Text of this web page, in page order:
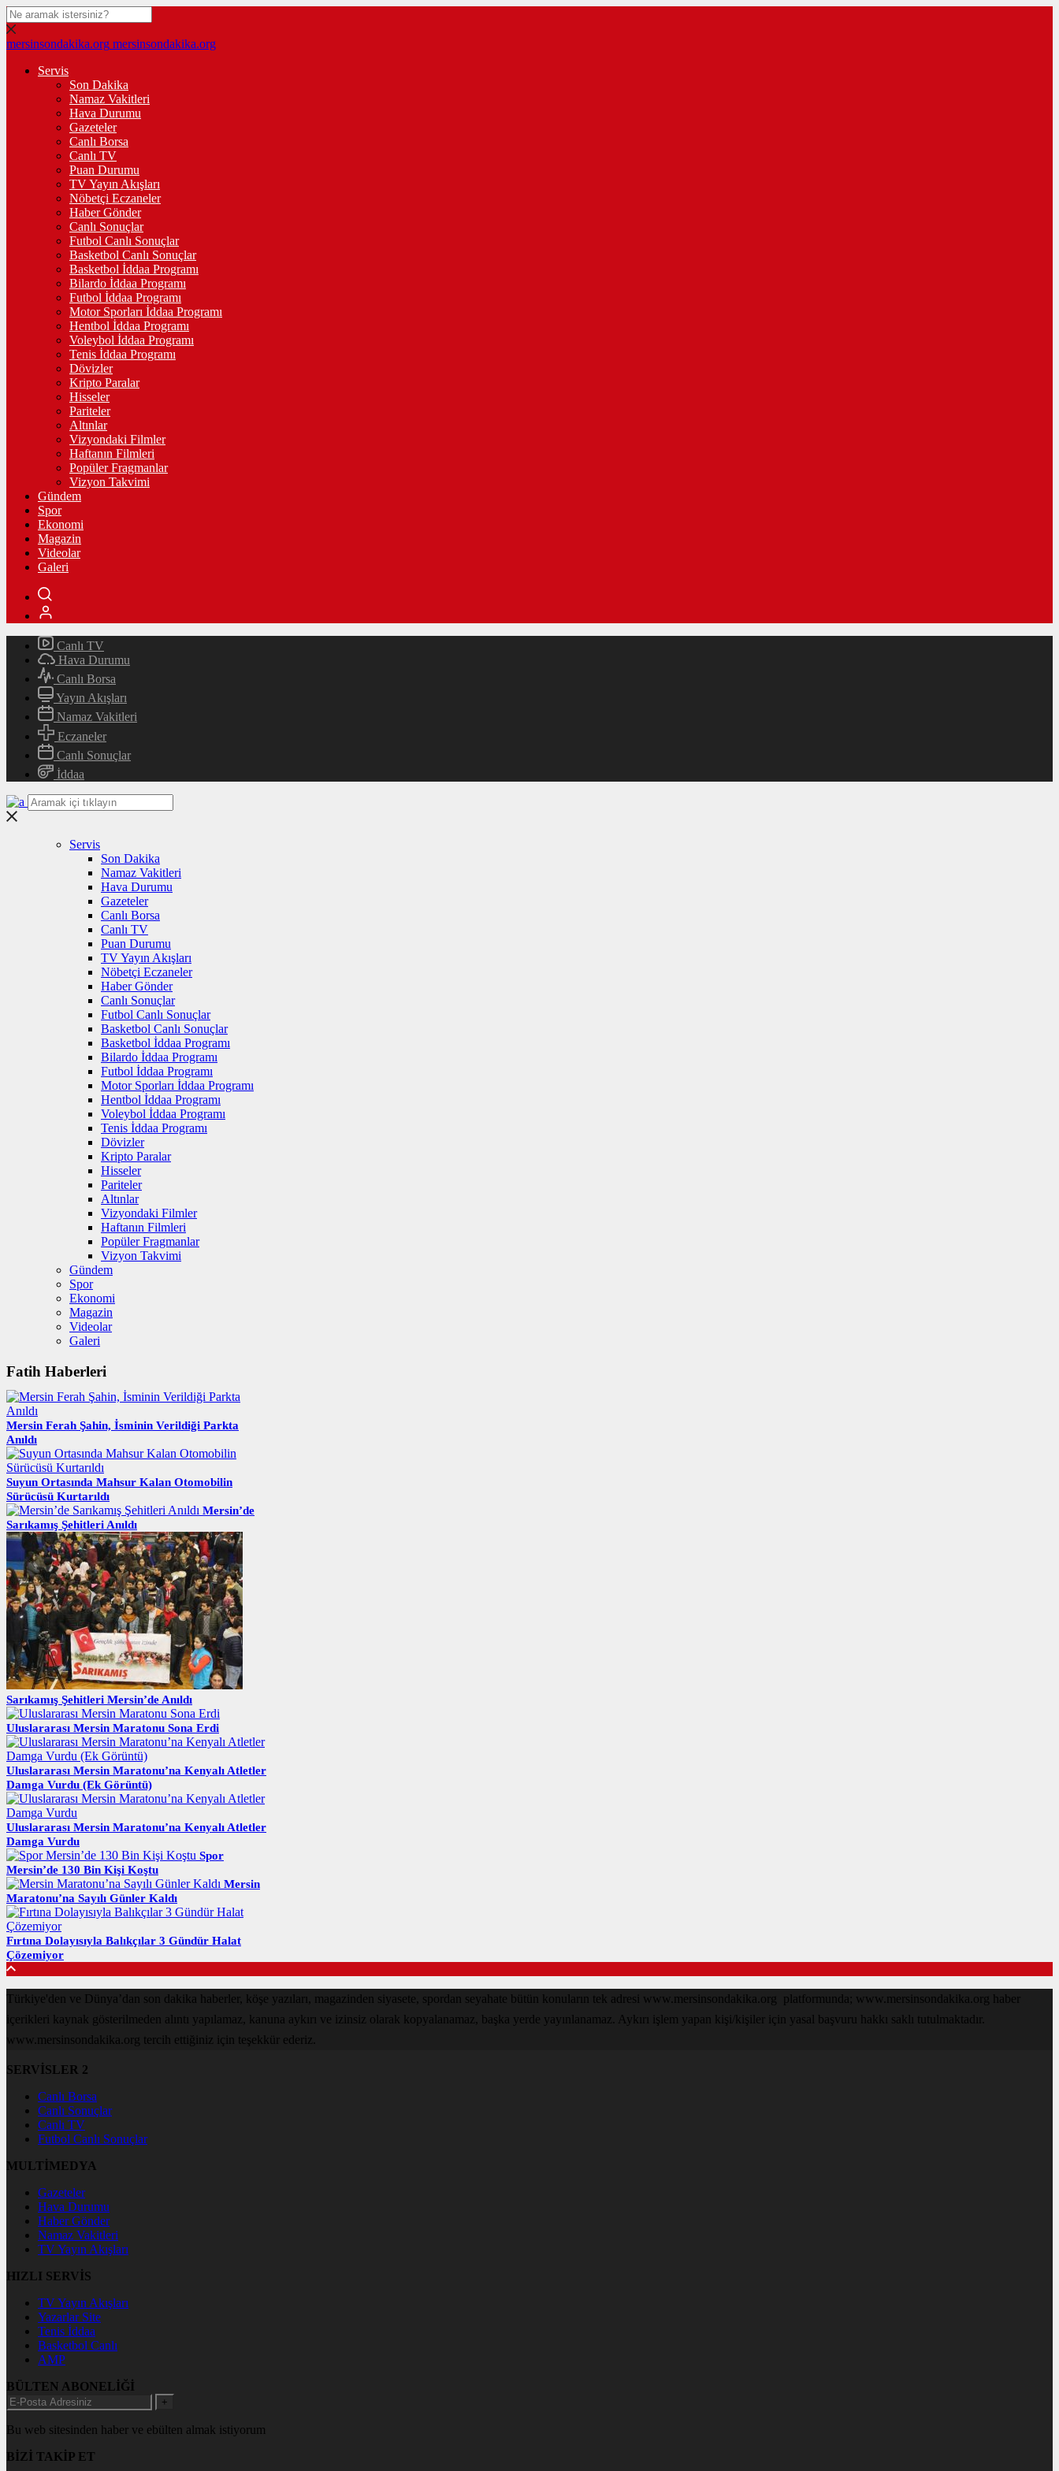
mersinsondakika.org mersinsondakika.org
Servis
Son Dakika
Namaz Vakitleri
Hava Durumu
Gazeteler
Canlı Borsa
Canlı TV
Puan Durumu
TV Yayın Akışları
Nöbetçi Eczaneler
Haber Gönder
Canlı Sonuçlar
Futbol Canlı Sonuçlar
Basketbol Canlı Sonuçlar
Basketbol İddaa Programı
Bilardo İddaa Programı
Futbol İddaa Programı
Motor Sporları İddaa Programı
Hentbol İddaa Programı
Voleybol İddaa Programı
Tenis İddaa Programı
Dövizler
Kripto Paralar
Hisseler
Pariteler
Altınlar
Vizyondaki Filmler
Haftanın Filmleri
Popüler Fragmanlar
Vizyon Takvimi
Gündem
Spor
Ekonomi
Magazin
Videolar
Galeri
Canlı TV
Hava Durumu
Canlı Borsa
Yayın Akışları
Namaz Vakitleri
Eczaneler
Canlı Sonuçlar
İddaa
Servis
Son Dakika
Namaz Vakitleri
Hava Durumu
Gazeteler
Canlı Borsa
Canlı TV
Puan Durumu
TV Yayın Akışları
Nöbetçi Eczaneler
Haber Gönder
Canlı Sonuçlar
Futbol Canlı Sonuçlar
Basketbol Canlı Sonuçlar
Basketbol İddaa Programı
Bilardo İddaa Programı
Futbol İddaa Programı
Motor Sporları İddaa Programı
Hentbol İddaa Programı
Voleybol İddaa Programı
Tenis İddaa Programı
Dövizler
Kripto Paralar
Hisseler
Pariteler
Altınlar
Vizyondaki Filmler
Haftanın Filmleri
Popüler Fragmanlar
Vizyon Takvimi
Gündem
Spor
Ekonomi
Magazin
Videolar
Galeri
Fatih Haberleri
Mersin Ferah Şahin, İsminin Verildiği Parkta
Anıldı
Suyun Ortasında Mahsur Kalan Otomobilin
Sürücüsü Kurtarıldı
Mersin’de
Sarıkamış Şehitleri Anıldı
Sarıkamış Şehitleri Mersin’de Anıldı
Uluslararası Mersin Maratonu Sona Erdi
Uluslararası Mersin Maratonu’na Kenyalı Atletler
Damga Vurdu (Ek Görüntü)
Uluslararası Mersin Maratonu’na Kenyalı Atletler
Damga Vurdu
Spor
Mersin’de 130 Bin Kişi Koştu
Mersin
Maratonu’na Sayılı Günler Kaldı
Fırtına Dolayısıyla Balıkçılar 3 Gündür Halat
Çözemiyor
Türkiye'den ve Dünya’dan son dakika haberler, köşe yazıları, magazinden siyasete, spordan seyahate bütün konuların tek adresi www.mersinsondakika.org platformunda; www.mersinsondakika.org haber
içerikleri kaynak gösterilmeden alıntı yapılamaz, kanuna aykırı ve izinsiz olarak kopyalanamaz, başka yerde yayınlanamaz. Aykırı işlem yapan kişi/kişiler için yasal başvuru hakkı saklı tutulmaktadır.
www.mersinsondakika.org tercih ettiğiniz için teşekkür ederiz.
SERVİSLER 2
Canlı Borsa
Canlı Sonuçlar
Canlı TV
Futbol Canlı Sonuçlar
MULTİMEDYA
Gazeteler
Hava Durumu
Haber Gönder
Namaz Vakitleri
TV Yayın Akışları
HIZLI SERVİS
TV Yayın Akışları
Yazarlar Site
Tenis İddaa
Basketbol Canlı
AMP
BÜLTEN ABONELİĞİ
+
Bu web sitesinden haber ve ebülten almak istiyorum
BİZİ TAKİP ET